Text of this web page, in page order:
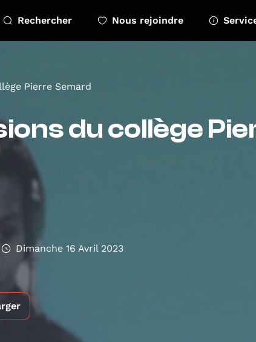
2
Rechercher Nous rejoindre
Pierre Semard
du collège
Dimanche 16 Avril 2023